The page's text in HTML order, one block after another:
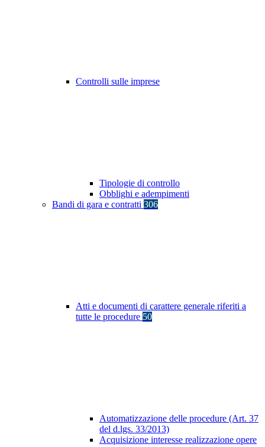
Controlli sulle imprese
Tipologie di controllo
Obblighi e adempimenti
Bandi di gara e contratti 306
Atti e documenti di carattere generale riferiti a
tutte le procedure 50
Automatizzazione delle procedure (Art. 37
del d.lgs. 33/2013)
Acquisizione interesse realizzazione opere